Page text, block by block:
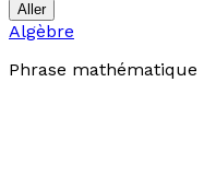
Aller
Algèbre
Phrase mathématique